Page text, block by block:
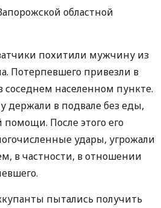
областной
похитили мужчину из
Потерпевшего привезли в
соседнем населенном пункте.
держали в подвале без еды,
После этого его
удары, угрожали
в частности, в отношении
пытались получить